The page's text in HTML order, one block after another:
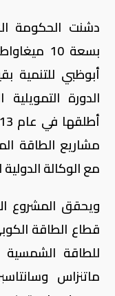
دشنت الحكومة
بسعة 10
الدورة
مشاريع الطاقة
مع الوكالة
ويحقق المشروع
ماتنزاس